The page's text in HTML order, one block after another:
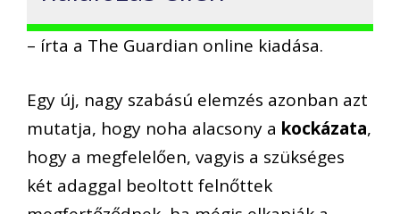
– írta a The Guardian online kiadása.
Egy új, nagy szabású elemzés azonban azt
mutatja, hogy noha alacsony a kockázata,
hogy a megfelelően, vagyis a szükséges
két adaggal beoltott felnőttek